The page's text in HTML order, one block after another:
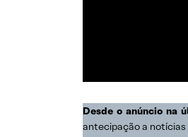
Desde o anúncio na
antecipação a notícias